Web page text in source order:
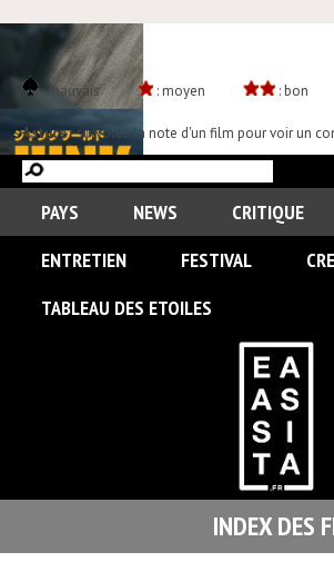
: mauvais : moyen : bon
Astuce :survolez la note d'un film pour voir un
PAYS NEWS CRITIQUE
ENTRETIEN
FESTIVAL
TABLEAU DES ETOILES
INDEX DES